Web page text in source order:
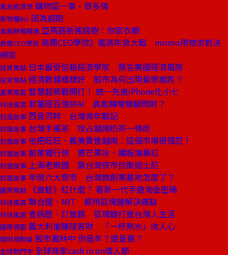
風尚經濟學 購物這一事，很多情
新物種Biz 因為超跑
金融時報精選 亞馬遜新搖錢樹：你家衣櫥
商周CEO學院 商周CEO學院》電商年貨大戰 momo用物流對決
網家
投資焦點 日本最受信賴經濟學家 預言美國經濟風險
投資焦點 經濟數據樣樣好 股市為何出現最慘崩跌？
產業風雲 智慧超商戰開打！ 統一先推iPhone化小七
科技風雲 郭董砸百億拚AI 真能轉彎賺顧問財？
封面故事 西貢河畔 台灣青年戰記
封面故事 台灣手搖茶 攻占越南奶茶一條街
封面故事 他把旺旺、義美賣進越南：這個市場很殘忍！
封面故事 創業獨行俠 賣芒果冰、鐵板燒暴紅
封面故事 上海老樂園 靠台灣夜市抗衡迪士尼
封面故事 年倒六大夜市 台灣微創業基地怎麼了？
國際焦點 《旅蛙》紅什麼？ 看新一代手遊淘金密碼
科技風雲 聯合國、MIT 都用區塊鏈解決痛點
科技風雲 查病歷、訂旅館 區塊鏈打進台灣人生活
國際視窗 義大利搶賺陸客財 「一杯熱水」收人心
理財相對論 股市叢林中 你是羊？還是狼？
全球熱門字 全球商家cash in on情人節